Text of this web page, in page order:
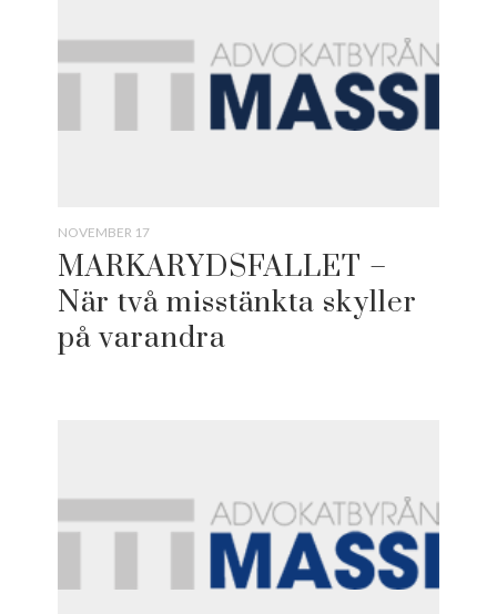
NOVEMBER 17
MARKARYDSFALLET –
När två misstänkta skyller
på varandra